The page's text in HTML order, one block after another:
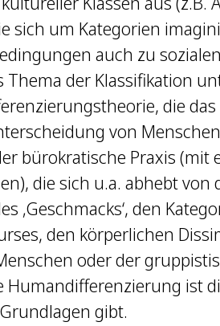
sich um Kategorien
auch zu
Thema der Klassifikation
die
von
bürokratische Praxis
die sich u.a. abhebt von
‚Geschmacks‘, den
den körperlichen
oder der
Humandifferenzierung ist
gibt.